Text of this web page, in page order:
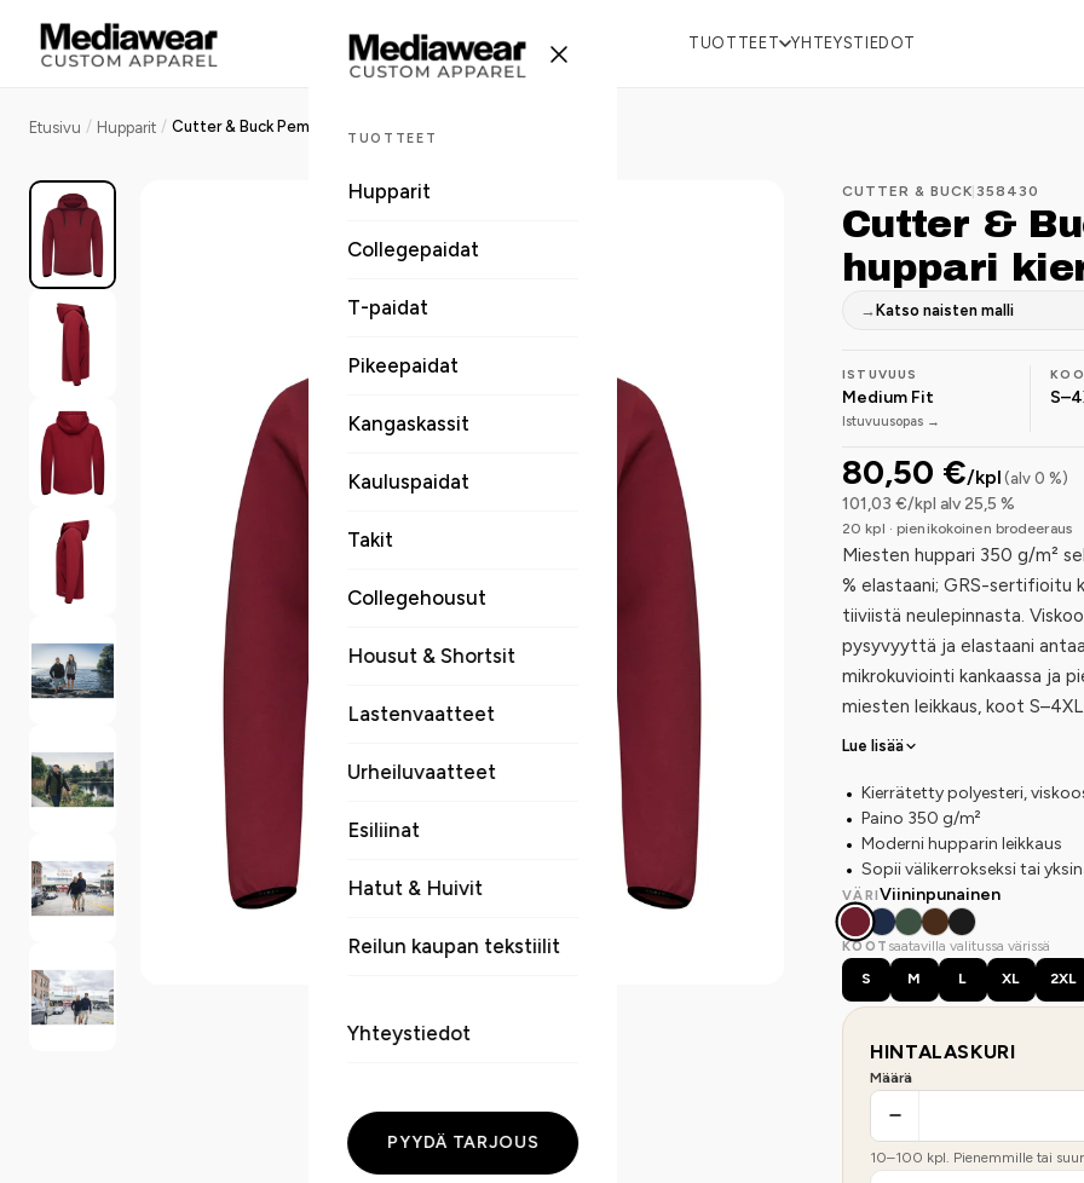
TUOTTEET YHTEYSTIEDOT
TUOTTEET
Hupparit
Collegepaidat
T-paidat
Pikeepaidat
Kangaskassit
Kauluspaidat
Takit
Collegehousut
Housut & Shortsit
Lastenvaatteet
Urheiluvaatteet
Esiliinat
Hatut & Huivit
Reilun kaupan tekstiilit
Yhteystiedot
PYYDÄ TARJOUS
Etusivu / Hupparit /
CUTTER & BUCK |358430
Cutter &
huppari
→ Katso naisten malli
ISTUVUUS
Medium Fit
Istuvuusopas →
80,50 €/kpl (alv 0 %)
101,03 €/kpl alv 25,5 %
20 kpl · pienikokoinen brodeeraus
Miesten huppari 350 g/m²
% elastaani; GRS-sertifioitu
tiiviistä neulepinnasta.
pysyvyyttä ja elastaani
mikrokuviointi kankaassa ja
miesten leikkaus, koot
Lue lisää
Kierrätetty polyesteri,
Paino 350 g/m²
Moderni hupparin leikkaus
Sopii välikerrokseksi tai
VÄRIViininpunainen
KOOT saatavilla valitussa värissä
S
M L XL 2XL
HINTALASKURI
Määrä
10–100 kpl. Pienemmille tai